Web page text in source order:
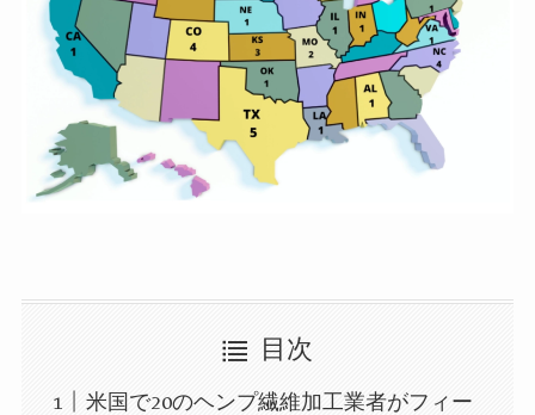
目次
米国で20のヘンプ繊維加工業者がフィー